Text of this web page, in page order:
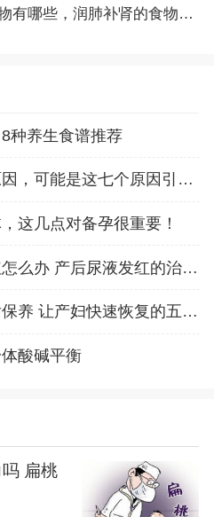
哪些，润肺补肾的食物大全
种养生食谱推荐
承间穴疼是什么原因，可能是这七个原因引起的
这几点对备孕很重要！
产妇产后尿液发红怎么办 产后尿液发红的治疗方
如何进行产妇产后保养 让产妇快速恢复的五方面
酸碱平衡
扁桃